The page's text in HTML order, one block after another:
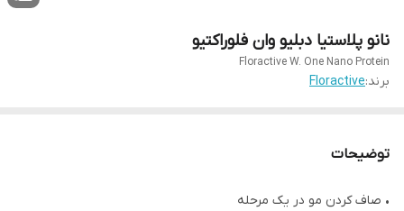
نانو پلاستیا دبلیو وان فلوراکتیو
Floractive W. One Nano Protein
برند:Floractive
توضیحات
• صاف کردن مو در یک مرحله